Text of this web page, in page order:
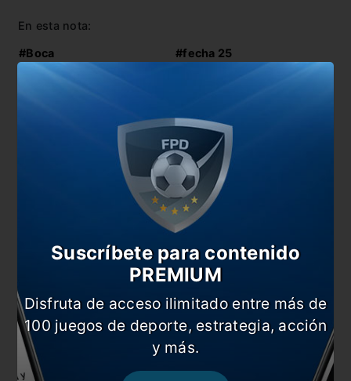
En esta nota:
#Boca #fecha 25
#Gimnasia
Dejá tu opinión acá!
Nombre
Suscríbete para contenido
PREMIUM
Disfruta de acceso ilimitado entre más de
100 juegos de deporte, estrategia, acción
y más.